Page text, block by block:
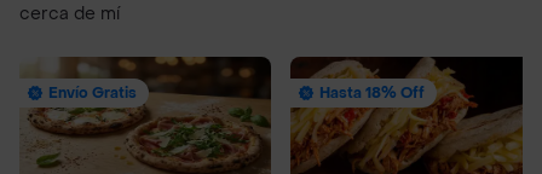
cerca de mí
Envío Gratis Hasta 18% Off